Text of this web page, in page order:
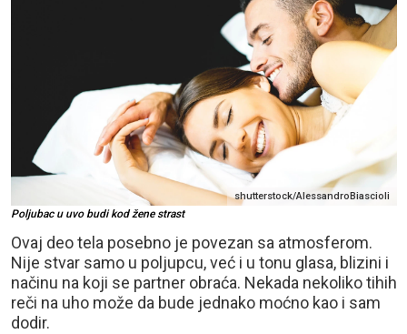
shutterstock/AlessandroBiascioli
Poljubac u uvo budi kod žene strast
Ovaj deo tela posebno je povezan sa atmosferom.
Nije stvar samo u poljupcu, već i u tonu glasa, blizini i
načinu na koji se partner obraća. Nekada nekoliko tihih
reči na uho može da bude jednako moćno kao i sam
dodir.